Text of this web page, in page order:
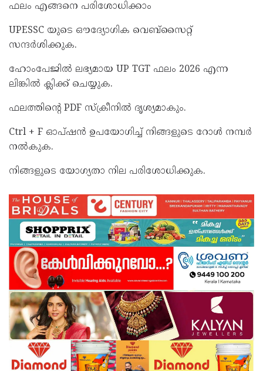
ഫലം എങ്ങനെ പരിശോധിക്കാം
UPESSC യുടെ ഔദ്യോഗിക വെബ്സൈറ്റ്
സന്ദർശിക്കുക.
ഹോംപേജിൽ ലഭ്യമായ UP TGT ഫലം 2026 എന്ന
ലിങ്കിൽ ക്ലിക്ക് ചെയ്യുക.
ഫലത്തിന്റെ PDF സ്ക്രീനിൽ ദൃശ്യമാകും.
Ctrl + F ഓപ്ഷൻ ഉപയോഗിച്ച് നിങ്ങളുടെ റോൾ നമ്പർ
നൽകുക.
നിങ്ങളുടെ യോഗ്യതാ നില പരിശോധിക്കുക.